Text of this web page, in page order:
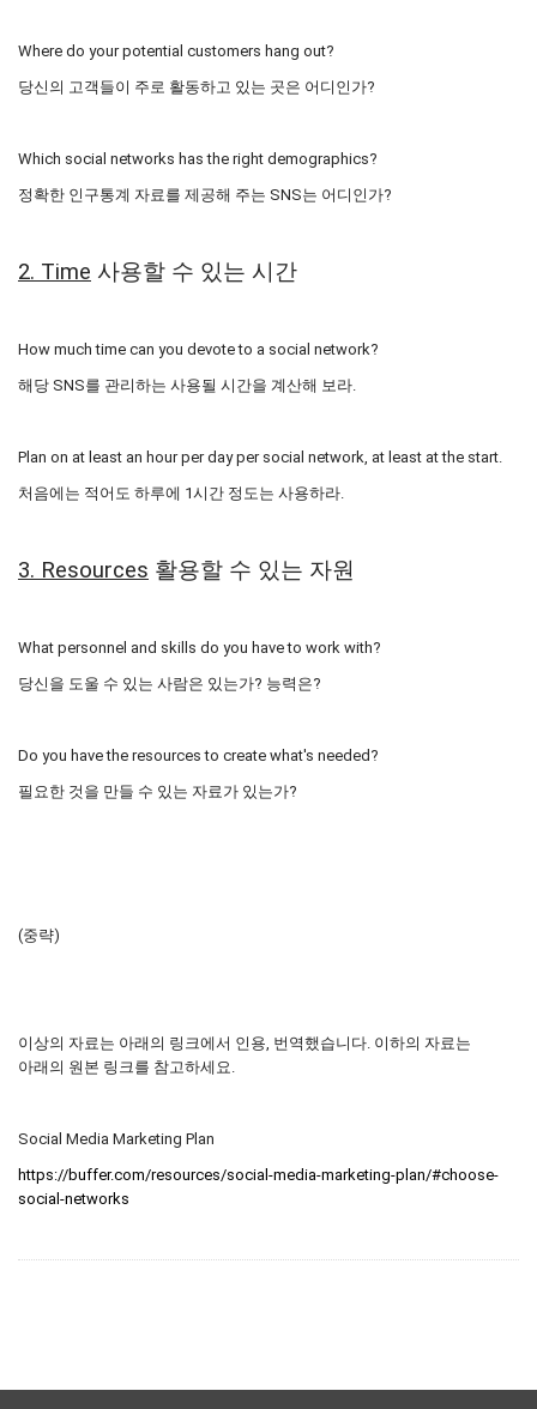
Where do your potential customers hang out?
당신의 고객들이 주로 활동하고 있는 곳은 어디인가?
Which social networks has the right demographics?
정확한 인구통계 자료를 제공해 주는 SNS는 어디인가?
2. Time 사용할 수 있는 시간
How much time can you devote to a social network?
해당 SNS를 관리하는 사용될 시간을 계산해 보라.
Plan on at least an hour per day per social network, at least at the start.
처음에는 적어도 하루에 1시간 정도는 사용하라.
3. Resources 활용할 수 있는 자원
What personnel and skills do you have to work with?
당신을 도울 수 있는 사람은 있는가? 능력은?
Do you have the resources to create what's needed?
필요한 것을 만들 수 있는 자료가 있는가?
(중략)
이상의 자료는 아래의 링크에서 인용, 번역했습니다. 이하의 자료는
아래의 원본 링크를 참고하세요.
Social Media Marketing Plan
https://buffer.com/resources/social-media-marketing-plan/#choose-
social-networks